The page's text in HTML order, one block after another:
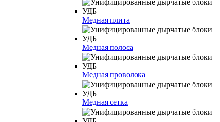
Медная плита
Медная полоса
Медная проволока
Медная сетка